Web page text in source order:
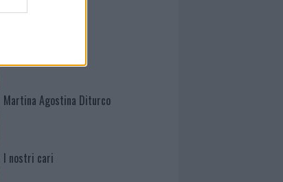
Martina Agostina Diturco
I nostri cari